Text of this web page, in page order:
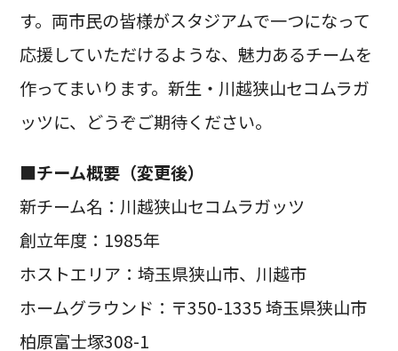
す。両市民の皆様がスタジアムで一つになって
応援していただけるような、魅力あるチームを
作ってまいります。新生・川越狭山セコムラガ
ッツに、どうぞご期待ください。
■チーム概要（変更後）
新チーム名：川越狭山セコムラガッツ
創立年度：1985年
ホストエリア：埼玉県狭山市、川越市
ホームグラウンド：〒350-1335 埼玉県狭山市
柏原富士塚308-1